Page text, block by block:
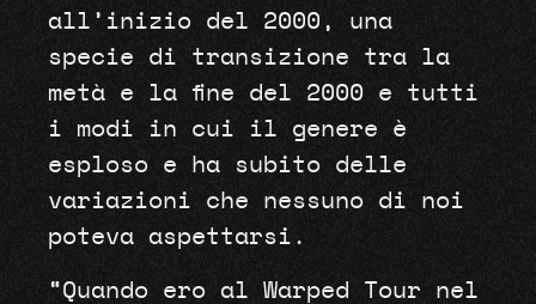
all’inizio del 2000, una
specie di transizione tra la
metà e la fine del 2000 e tutti
i modi in cui il genere è
esploso e ha subito delle
variazioni che nessuno di noi
poteva aspettarsi.
“Quando ero al Warped Tour nel